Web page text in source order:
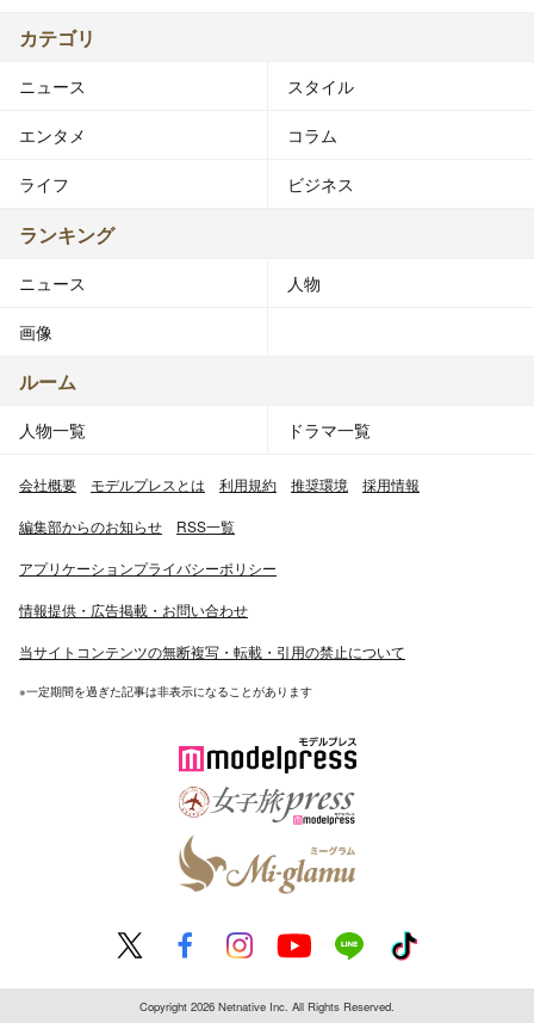
カテゴリ
ニュース スタイル
エンタメ コラム
ライフ ビジネス
ランキング
ニュース 人物
画像
ルーム
人物一覧 ドラマ一覧
会社概要 モデルプレスとは 利用規約 推奨環境 採用情報
編集部からのお知らせ RSS一覧
アプリケーションプライバシーポリシー
情報提供・広告掲載・お問い合わせ
当サイトコンテンツの無断複写・転載・引用の禁止について
※一定期間を過ぎた記事は非表示になることがあります
Copyright 2026 Netnative Inc. All Rights Reserved.